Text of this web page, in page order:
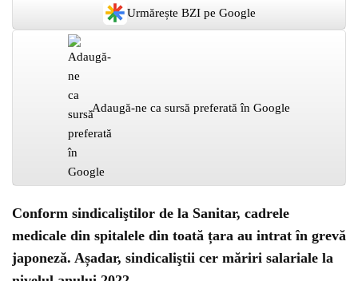
Urmărește BZI pe Google
Adaugă-ne ca sursă preferată în Google
Conform sindicaliştilor de la Sanitar, cadrele
medicale din spitalele din toată țara au intrat în grevă
japoneză. Așadar, sindicaliştii cer măriri salariale la